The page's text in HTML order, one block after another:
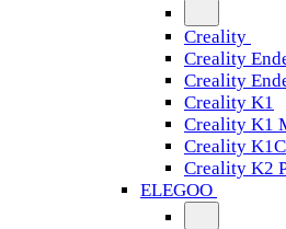
Creality
Creality
Creality
Creality K1
Creality K1
Creality K1C
Creality K2
ELEGOO